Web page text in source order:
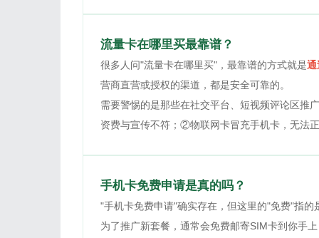
流量卡在哪里买最靠谱？
很多人问"流量卡在哪里买"，最靠谱的方式就是通
营商直营或授权的渠道，都是安全可靠的。
需要警惕的是那些在社交平台、短视频评论区
资费与宣传不符；②物联网卡冒充手机卡，无法
手机卡免费申请是真的吗？
"手机卡免费申请"确实存在，但这里的"免费"指的
为了推广新套餐，通常会免费邮寄SIM卡到你手